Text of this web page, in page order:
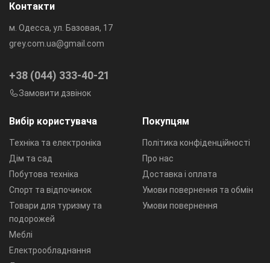
Вибір користувача
Техніка та електроніка
Дім та сад
Побутова техніка
Спорт та відпочинок
Товари для туризму та
подорожей
Меблі
Електрообладнання
Покупцям
Політика конфіденційності
Про нас
Доставка і оплата
Умови повернення та обмін
Умови повернення
Контакти
м. Одесса, ул. Базовая, 17
grey.com.ua@gmail.com
+38 (044) 333-40-21
Замовити дзвінок